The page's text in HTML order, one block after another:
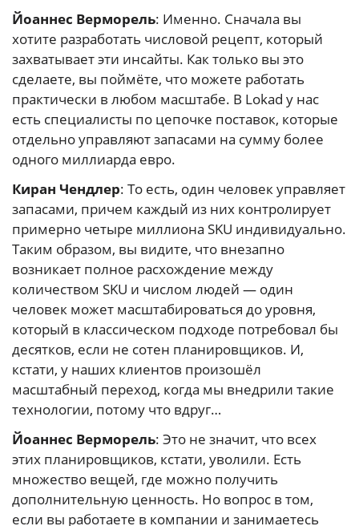
Йоаннес Верморель: Именно. Сначала вы
хотите разработать числовой рецепт, который
захватывает эти инсайты. Как только вы это
сделаете, вы поймёте, что можете работать
практически в любом масштабе. В Lokad у нас
есть специалисты по цепочке поставок, которые
отдельно управляют запасами на сумму более
одного миллиарда евро.
Киран Чендлер: То есть, один человек управляет
запасами, причем каждый из них контролирует
примерно четыре миллиона SKU индивидуально.
Таким образом, вы видите, что внезапно
возникает полное расхождение между
количеством SKU и числом людей — один
человек может масштабироваться до уровня,
который в классическом подходе потребовал бы
десятков, если не сотен планировщиков. И,
кстати, у наших клиентов произошёл
масштабный переход, когда мы внедрили такие
технологии, потому что вдруг…
Йоаннес Верморель: Это не значит, что всех
этих планировщиков, кстати, уволили. Есть
множество вещей, где можно получить
дополнительную ценность. Но вопрос в том,
если вы работаете в компании и занимаетесь